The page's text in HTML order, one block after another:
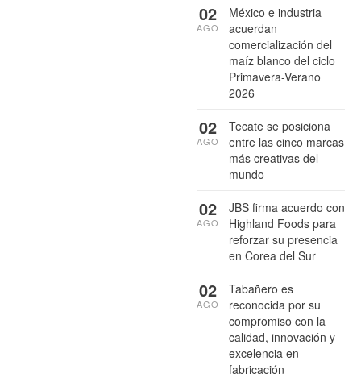
México e industria
acuerdan
comercialización del
maíz blanco del ciclo
Primavera-Verano
2026
02
AGO
Tecate se posiciona
entre las cinco marcas
más creativas del
mundo
02
AGO
JBS firma acuerdo con
Highland Foods para
reforzar su presencia
en Corea del Sur
02
AGO
Tabañero es
reconocida por su
compromiso con la
calidad, innovación y
excelencia en
fabricación
02
AGO